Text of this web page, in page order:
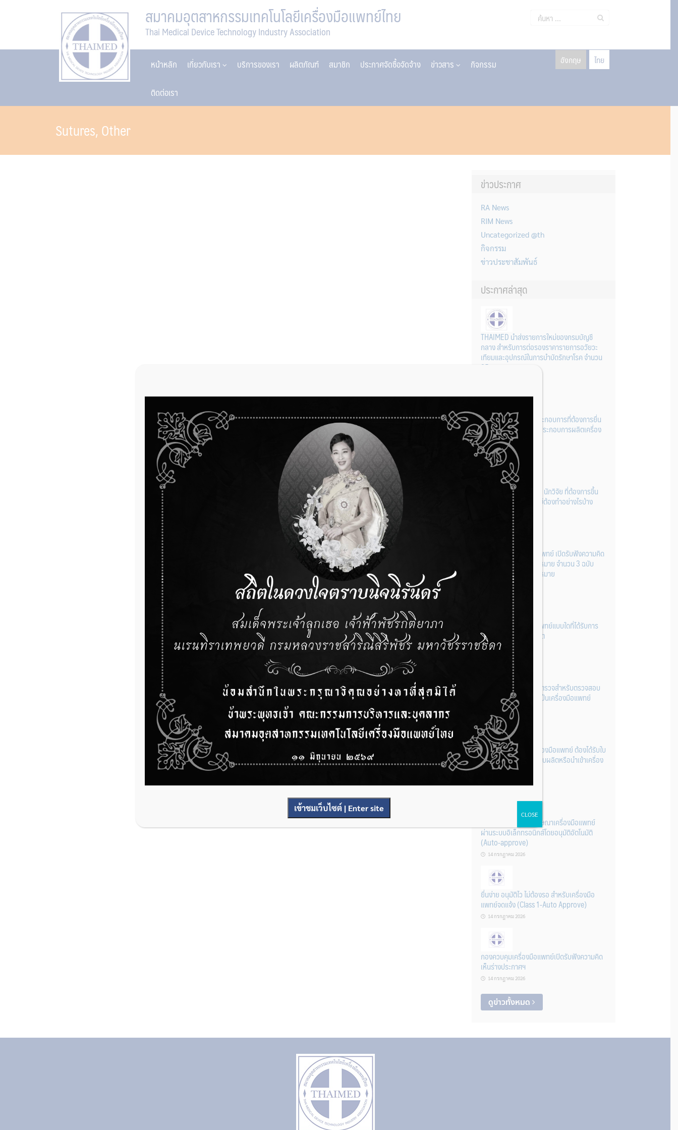
สมาคมอุตสาหกรรมเทคโนโลยีเครื่องมือแพทย์ไทย
Thai Medical Device Technology Industry Association
ค้นหา
หน้าหลัก เกี่ยวกับเรา บริการของเรา ผลิตภัณฑ์ สมาชิก ประกาศจัดซื้อจัดจ้าง ข่าวสาร
กิจกรรม
ติดต่อเรา
อังกฤษ ไทย
Sutures, Other
ข่าวประกาศ
RA News
RIM News
Uncategorized @th
กิจกรรม
ข่าวประชาสัมพันธ์
ประกาศล่าสุด
THAIMED นำส่งรายการใหม่ของกรมบัญชี
กลาง สำหรับการต่อรองราคารายการอวัยวะ
เทียมและอุปกรณ์ในการบำบัดรักษาโรค จำนวน
25 รายการ
การเตรียมเอกสารผู้ประกอบการที่ต้องการยื่น
คำขอจดทะเบียนสถานประกอบการผลิตเครื่อง
มือแพทย์ (รายใหม่)
22 กรกฎาคม 2026
ผู้ประกอบการผลิต และ นักวิจัย ที่ต้องการขึ้น
ทะเบียนเครื่องมือแพทย์ต้องทำอย่างไรบ้าง
22 กรกฎาคม 2026
กองควบคุมเครื่องมือแพทย์ เปิดรับฟังความคิด
เห็นหลักการยกร่างกฎหมาย จำนวน 3 ฉบับ
ผ่านระบบกลางทางกฎหมาย
22 กรกฎาคม 2026
การโฆษณาเครื่องมือแพทย์แบบใดที่ได้รับการ
ยกเว้นไม่ต้องขออนุญาต
14 กรกฎาคม 2026
รู้หรือไม่? ผลิตภัณฑ์ชุดตรวจสําหรับตรวจสอบ
การปนเปื้อนแบบใดจัดเป็นเครื่องมือแพทย์
14 กรกฎาคม 2026
การนำเข้าหรือผลิตเครื่องมือแพทย์ ต้องได้รับใบ
จดทะเบียนสถานประกอบผลิตหรือนำเข้าเครื่อง
มือแพทย์ก่อนเท่านั้น
ระบบการขออนุญาตโฆษณาเครื่องมือแพทย์
ผ่านระบบอิเล็กทรอนิกส์โดยอนุมัติอัตโนมัติ
(Auto-approve)
14 กรกฎาคม 2026
ยื่นง่าย อนุมัติไว ไม่ต้องรอ สำหรับเครื่องมือ
แพทย์จดแจ้ง (Class 1-Auto Approve)
14 กรกฎาคม 2026
กองควบคุมเครื่องมือแพทย์เปิดรับฟังความคิด
เห็นร่างประกาศฯ
14 กรกฎาคม 2026
ดูข่าวทั้งหมด
เข้าชมเว็บไซต์ | Enter site
CLOSE